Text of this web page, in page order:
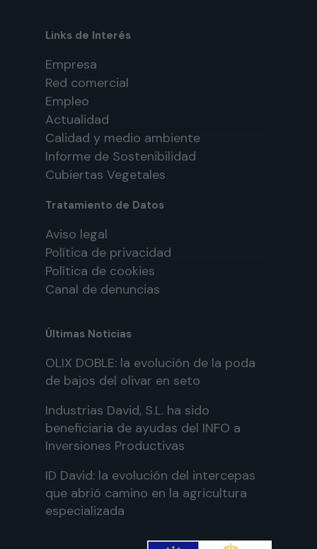
Links de Interés
Empresa
Red comercial
Empleo
Actualidad
Calidad y medio ambiente
Informe de Sostenibilidad
Cubiertas Vegetales
Tratamiento de Datos
Aviso legal
Política de privacidad
Política de cookies
Canal de denuncias
Últimas Noticias
OLIX DOBLE: la evolución de la poda
de bajos del olivar en seto
Industrias David, S.L. ha sido
beneficiaria de ayudas del INFO a
Inversiones Productivas
ID David: la evolución del intercepas
que abrió camino en la agricultura
especializada